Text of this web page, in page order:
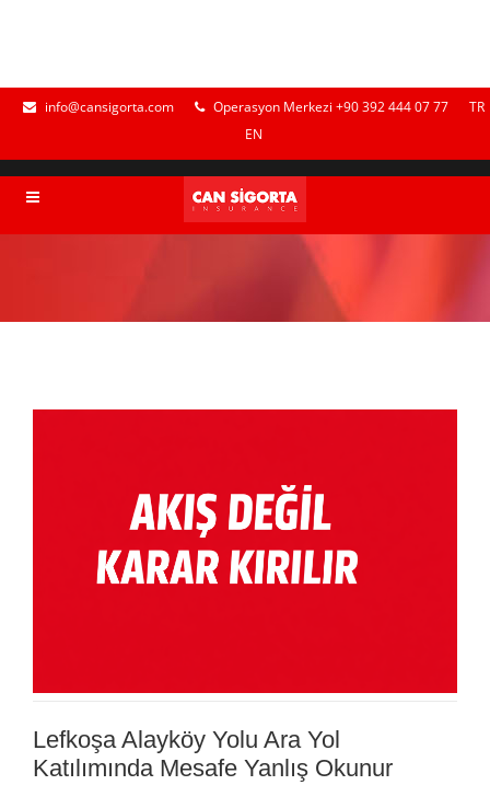
info@cansigorta.com Operasyon Merkezi +90 392 444 07 77
TR
EN
Lefkoşa Alayköy Yolu Ara Yol
Katılımında Mesafe Yanlış Okunur